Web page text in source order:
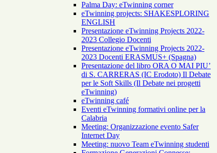
Palma Day: eTwinning corner
eTwinning projects: SHAKESPLORING
ENGLISH
Presentazione eTwinning Projects 2022-
2023 Collegio Docenti
Presentazione eTwinning Projects 2022-
2023 Docenti ERASMUS+ (Spagna)
Presentazione del libro ORA O MAI PIU’
di S. CARRERAS (IC Erodoto) Il Debate
per le Soft Skills (Il Debate nei progetti
eTwinning)
eTwinning café
Eventi eTwinning formativi online per la
Calabria
Meeting: Organizzazione evento Safer
Internet Day
Meeting: nuovo Team eTwinning studenti